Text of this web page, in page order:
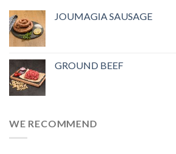
JOUMAGIA SAUSAGE
GROUND BEEF
WE RECOMMEND